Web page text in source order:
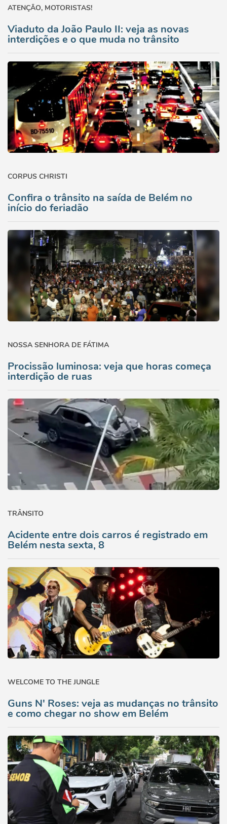
ATENÇÃO, MOTORISTAS!
Viaduto da João Paulo II: veja as novas
interdições e o que muda no trânsito
CORPUS CHRISTI
Confira o trânsito na saída de Belém no
início do feriadão
NOSSA SENHORA DE FÁTIMA
Procissão luminosa: veja que horas começa
interdição de ruas
TRÂNSITO
Acidente entre dois carros é registrado em
Belém nesta sexta, 8
WELCOME TO THE JUNGLE
Guns N' Roses: veja as mudanças no trânsito
e como chegar no show em Belém